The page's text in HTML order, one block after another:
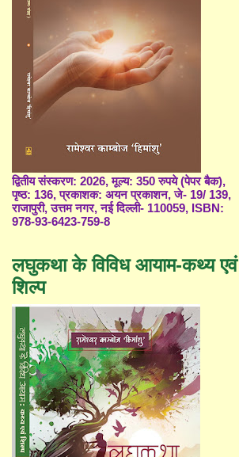
द्वितीय संस्करण: 2026, मूल्य: 350 रुपये (पेपर बैक),
पृष्ठ: 136, प्रकाशक: अयन प्रकाशन, जे- 19/ 139,
राजापुरी, उत्तम नगर, नई दिल्ली- 110059, ISBN:
978-93-6423-759-8
लघुकथा के विविध आयाम-कथ्य एवं
शिल्प